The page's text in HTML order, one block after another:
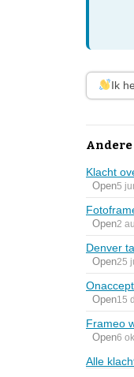
Ik
Klacht
Open5
Open2
Denver
Open25
Open15
Frameo
Open6
Alle